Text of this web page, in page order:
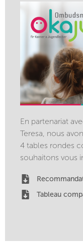
En partenariat
Teresa, nous
4 tables rondes
souhaitons vous
Tableau